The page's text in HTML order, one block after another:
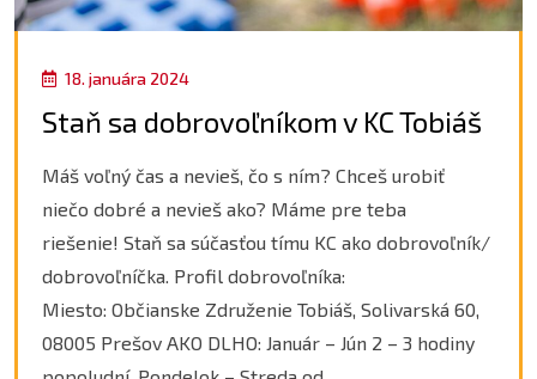
18. januára 2024
Staň sa dobrovoľníkom v KC Tobiáš
Máš voľný čas a nevieš, čo s ním? Chceš urobiť
niečo dobré a nevieš ako? Máme pre teba
riešenie! Staň sa súčasťou tímu KC ako dobrovoľník/
dobrovoľníčka. Profil dobrovoľníka:
Miesto: Občianske Združenie Tobiáš, Solivarská 60,
08005 Prešov AKO DLHO: Január – Jún 2 – 3 hodiny